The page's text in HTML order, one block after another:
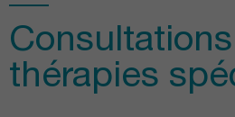
thérapies